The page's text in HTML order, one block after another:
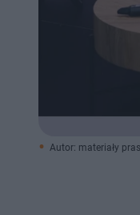
Autor: materiały